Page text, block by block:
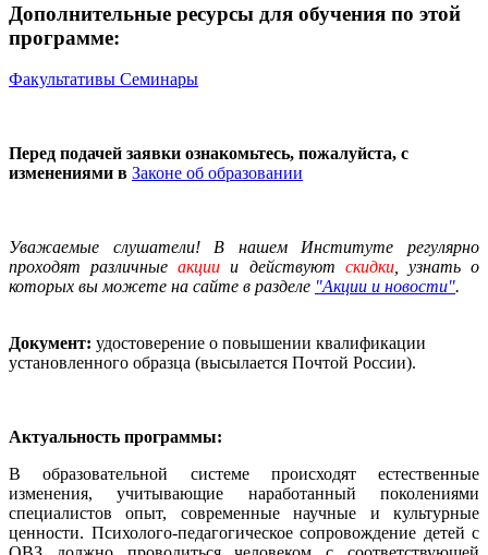
Дополнительные ресурсы для обучения по этой
программе:
Факультативы Семинары
Перед подачей заявки ознакомьтесь, пожалуйста, с
изменениями в Законе об образовании
Уважаемые слушатели! В нашем Институте регулярно
проходят различныеакции и действуют скидки, узнать о
которых вы можете на сайте в разделе "Акции и новости".
Документ: удостоверение о повышении квалификации
установленного образца (высылается Почтой России).
Актуальность программы:
В образовательной системе происходят естественные
изменения, учитывающие наработанный поколениями
специалистов опыт, современные научные и культурные
ценности. Психолого-педагогическое сопровождение детей с